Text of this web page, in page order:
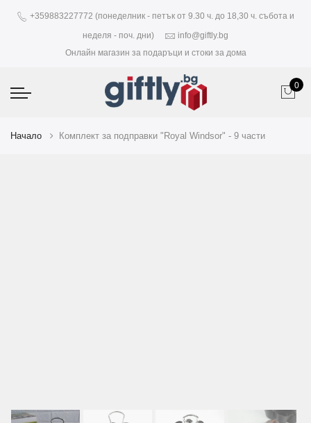
+359883227772 (понеделник - петък от 9.30 ч. до 18,30 ч. събота и
неделя - поч. дни)
info@giftly.bg
Онлайн магазин за подаръци и стоки за дома
0
Начало Комплект за подправки "Royal Windsor" - 9 части